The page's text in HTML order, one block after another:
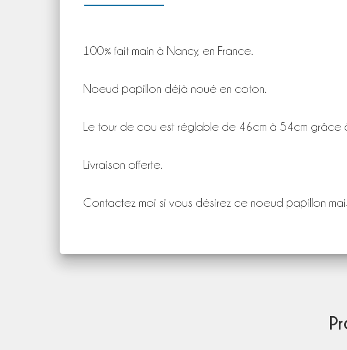
100% fait main à Nancy, en France.
Noeud papillon déjà noué en coton.
Le tour de cou est réglable de 46cm à 54cm grâce
Livraison offerte.
Contactez moi si vous désirez ce noeud papillon